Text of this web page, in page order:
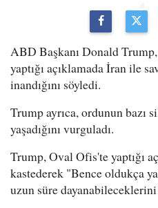
ABD Başkanı Donald
yaptığı açıklamada İran ile
inandığını söyledi.
Trump ayrıca, ordunun bazı
yaşadığını vurguladı.
Trump, Oval Ofis'te yaptığı
kastederek "Bence oldukça
uzun süre